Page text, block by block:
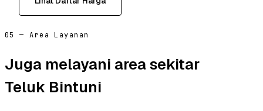
05 — Area Layanan
Juga melayani area sekitar
Teluk Bintuni